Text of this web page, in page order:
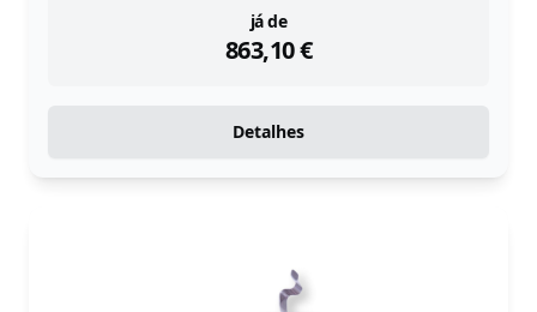
já de
863,10€
instock
Detalhes